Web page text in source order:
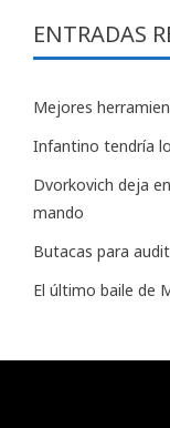
ENTRADAS
Mejores
Infantino tendría
Dvorkovich deja
mando
Butacas para
El último baile de